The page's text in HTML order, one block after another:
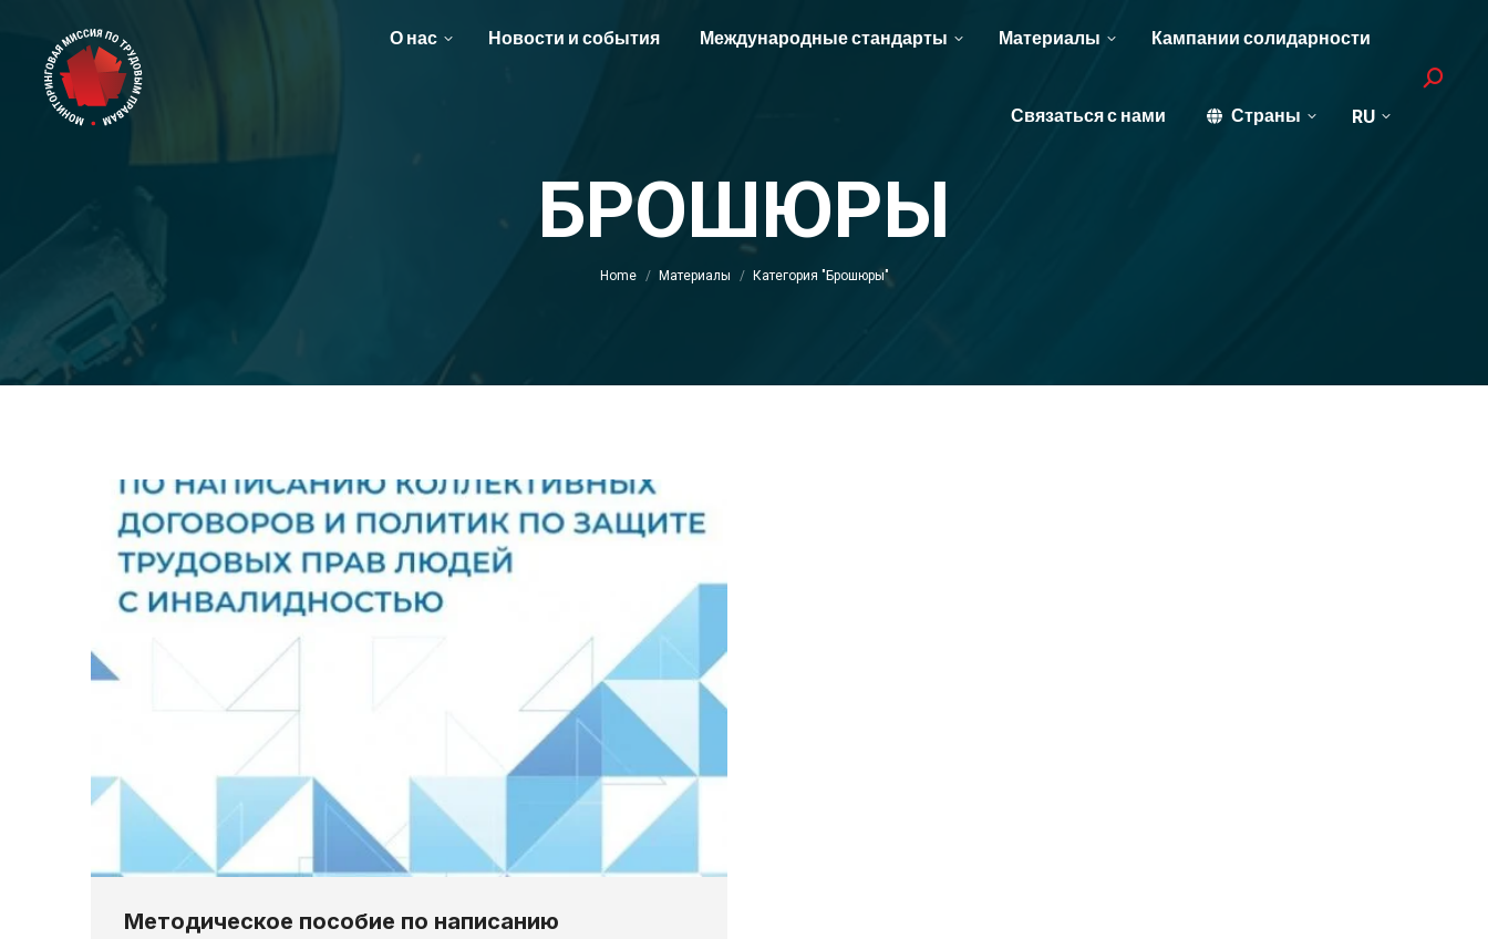
О нас Новости и события Международные стандарты Материалы Кампании солидарности
Связаться с нами Страны RU
Search:
БРОШЮРЫ
You are here:
Home Материалы Категория "Брошюры"
Методическое пособие по написанию